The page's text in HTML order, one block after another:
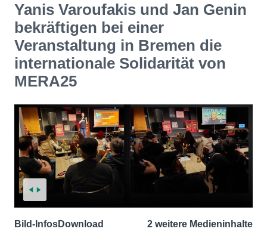
Yanis Varoufakis und Jan Genin
bekräftigen bei einer
Veranstaltung in Bremen die
internationale Solidarität von
MERA25
Bild-InfosDownload 2 weitere Medieninhalte